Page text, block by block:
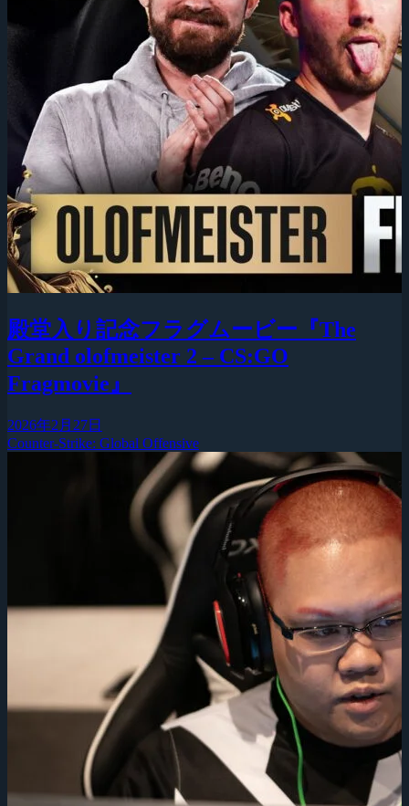
殿堂入り記念フラグムービー『The
Grand olofmeister 2 – CS:GO
Fragmovie』
2026年2月27日
Counter-Strike: Global Offensive